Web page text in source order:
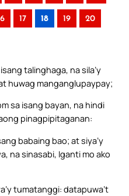
17 18 19 20
talinghaga, na sila’y
huwag manganglupaypay;
sa isang bayan, na hindi
pinagpipitaganan:
babaing bao; at siya’y
na sinasabi, Iganti mo ako
tumatanggi: datapuwa’t